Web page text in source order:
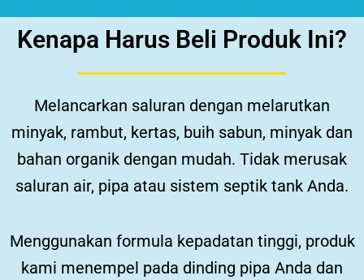
Kenapa Harus Beli Produk Ini?
Melancarkan saluran dengan melarutkan
minyak, rambut, kertas, buih sabun, minyak dan
bahan organik dengan mudah. Tidak merusak
saluran air, pipa atau sistem septik tank Anda.
Menggunakan formula kepadatan tinggi, produk
kami menempel pada dinding pipa Anda dan